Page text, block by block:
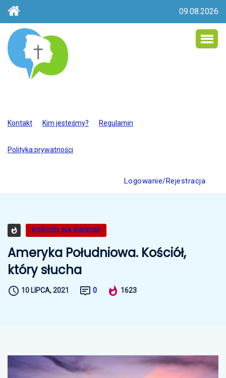
09.08.2026
Kontakt Kim jesteśmy? Regulamin
Polityka prywatności
Logowanie/Rejestracja
KOŚCIÓŁ NA ŚWIECIE
Ameryka Południowa. Kościół,
który słucha
10 LIPCA, 2021 0 1623